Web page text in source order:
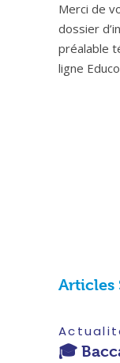
Merci de
dossier
préalable
ligne
Articles
🎓